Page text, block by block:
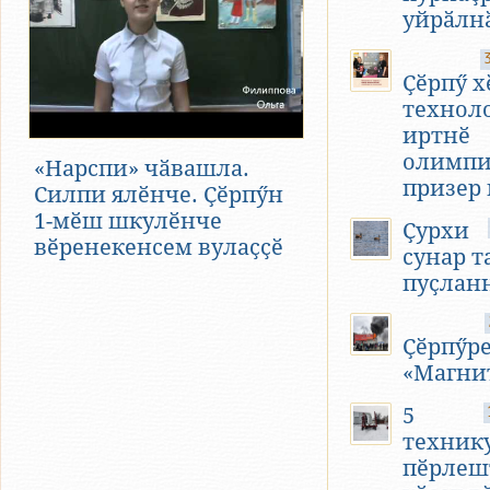
«Нарспи» чӑвашла.
Силпи ялӗнче. Ҫӗрпӳн
1-мӗш шкулӗнче
вӗренекенсем вулаҫҫӗ
Ҫӗрпӳ
иртнӗ
призер
Ҫурхи
сунар
5